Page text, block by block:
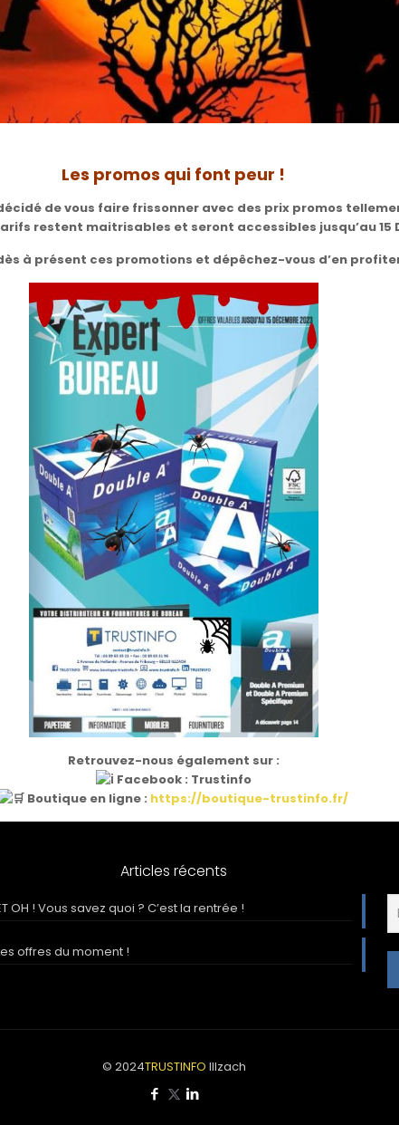
Les promos qui font peur !
de vous faire frissonner avec des prix promos
restent maitrisables et seront accessibles jusqu’au 15
à présent ces promotions et dépêchez-vous d’en
Retrouvez-nous également sur :
Facebook : Trustinfo
Boutique en ligne : https://boutique-trustinfo.fr/
Articles récents
OH ! Vous savez quoi ? C’est la rentrée !
offres du moment !
© 2024TRUSTINFO Illzach